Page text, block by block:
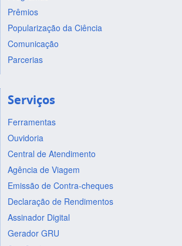
Prêmios
Popularização da Ciência
Comunicação
Parcerias
Serviços
Ferramentas
Ouvidoria
Central de Atendimento
Agência de Viagem
Emissão de Contra-cheques
Declaração de Rendimentos
Assinador Digital
Gerador GRU